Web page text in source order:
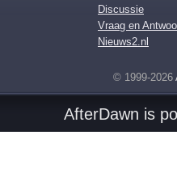
Discussie
Vraag en
Nieuws2.nl
© 1999-2026
AfterDawn is